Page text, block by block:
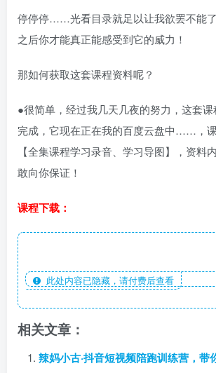
停停停……光看目录就足以让我欲罢不能
之后你才能真正能感受到它的威力！
那如何获取这套课程资料呢？
●很简单，经过我几天几夜的努力，这套
完成，它现在正在我的百度云盘中……，
【全集课程学习录音、学习导图】，资料
敢向你保证！
课程下载：
此处内容已隐藏，请付费后查看
相关文章：
辣妈小古·抖音短视频陪跑训练营，带